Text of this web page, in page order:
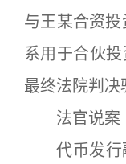
与王某合资
系用于合伙投
最终法院判决
法官说案
代币发行